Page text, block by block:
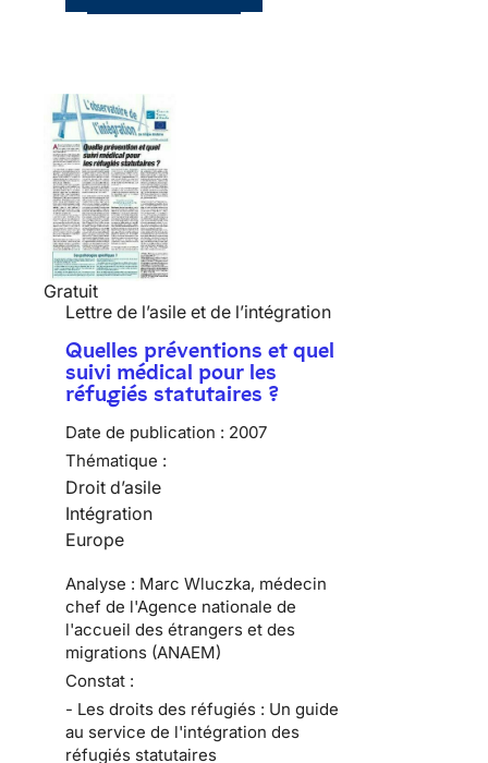
Gratuit
Lettre de l’asile et de l’intégration
Quelles préventions et quel
suivi médical pour les
réfugiés statutaires ?
Date de publication : 2007
Thématique :
Droit d’asile
Intégration
Europe
Analyse : Marc Wluczka, médecin
chef de l'Agence nationale de
l'accueil des étrangers et des
migrations (ANAEM)
Constat :
- Les droits des réfugiés : Un guide
au service de l'intégration des
réfugiés statutaires